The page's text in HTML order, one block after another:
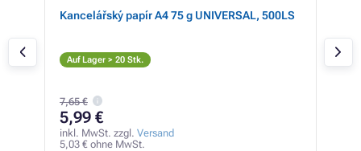
Kancelářský papír A4 75 g UNIVERSAL, 500LS
Auf Lager > 20 Stk.
7,65 €
5,99 €
inkl. MwSt. zzgl. Versand
5,03 € ohne MwSt.